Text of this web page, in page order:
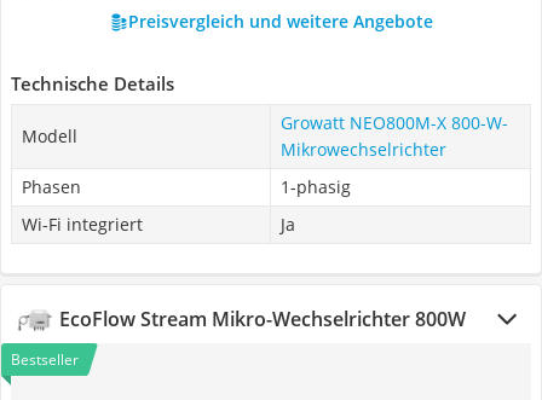
Preisvergleich und weitere Angebote
Technische Details
Modell
Growatt NEO800M-X 800-W-
Mikrowechselrichter
Phasen
1-phasig
Wi-Fi integriert
Ja
EcoFlow Stream Mikro-Wechselrichter 800W
Bestseller